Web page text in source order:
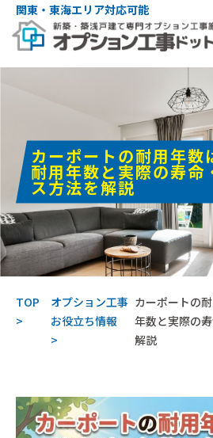
関東・東海エリア対応可能
カーポートの耐用年数
耐用年数と実際の寿命
ス方法を解説
TOP
オプション工事
お役立ち情報
カーポートの
年数と実際の
解説